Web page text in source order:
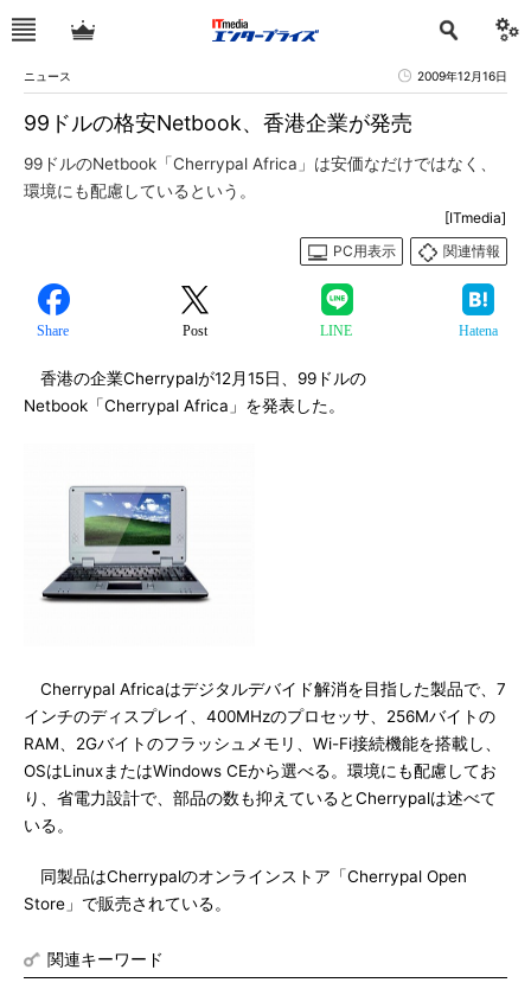
ニュース 2009年12月16日
99ドルの格安Netbook、香港企業が発売
99ドルのNetbook「Cherrypal Africa」は安価なだけではなく、
環境にも配慮しているという。
[ITmedia]
PC用表示
関連情報
Share Post LINE Hatena
香港の企業Cherrypalが12月15日、99ドルの
Netbook「Cherrypal Africa」を発表した。
Cherrypal Africaはデジタルデバイド解消を目指した製品で、7
インチのディスプレイ、400MHzのプロセッサ、256Mバイトの
RAM、2Gバイトのフラッシュメモリ、Wi-Fi接続機能を搭載し、
OSはLinuxまたはWindows CEから選べる。環境にも配慮してお
り、省電力設計で、部品の数も抑えているとCherrypalは述べて
いる。
同製品はCherrypalのオンラインストア「Cherrypal Open
Store」で販売されている。
関連キーワード